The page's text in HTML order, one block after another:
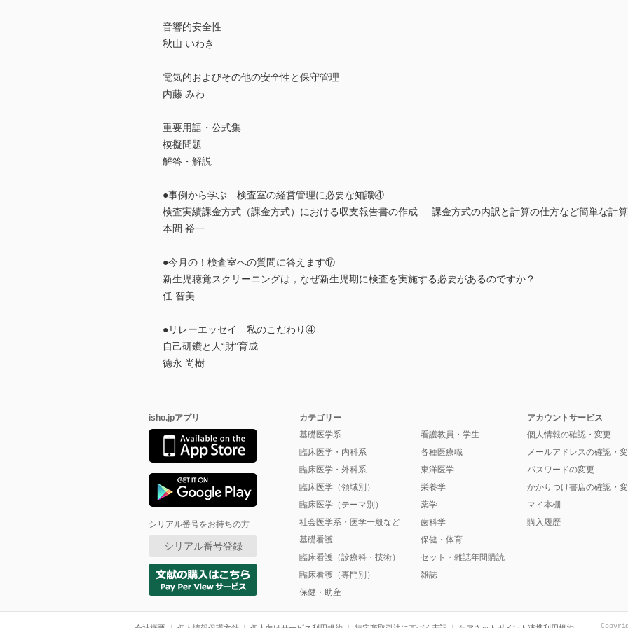
音響的安全性
秋山 いわき
電気的およびその他の安全性と保守管理
内藤 みわ
重要用語・公式集
模擬問題
解答・解説
●事例から学ぶ 検査室の経営管理に必要な知識④
検査実績課金方式（課金方式）における収支報告書の作成──課金方式の内訳と計算の仕方など簡単な計
本間 裕一
●今月の！検査室への質問に答えます⑰
新生児聴覚スクリーニングは，なぜ新生児期に検査を実施する必要があるのですか？
任 智美
●リレーエッセイ 私のこだわり④
自己研鑽と人“財”育成
徳永 尚樹
isho.jpアプリ
シリアル番号をお持ちの方
シリアル番号登録
カテゴリー
基礎医学系
臨床医学・内科系
臨床医学・外科系
臨床医学（領域別）
臨床医学（テーマ別）
社会医学系・医学一般など
基礎看護
臨床看護（診療科・技術）
臨床看護（専門別）
保健・助産
看護教員・学生
各種医療職
東洋医学
栄養学
薬学
歯科学
保健・体育
セット・雑誌年間購読
雑誌
アカウントサービス
個人情報の確認・変更
メールアドレスの確認・
パスワードの変更
かかりつけ書店の確認・
マイ本棚
購入履歴